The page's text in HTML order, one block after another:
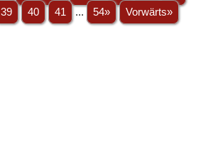
39 40 41 ... 54» Vorwärts»